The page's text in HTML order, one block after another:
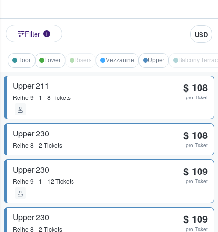
Filter 1 USD
Floor Lower Risers Mezzanine Upper Balcony
Upper 211
Reihe 9 1 - 8 Tickets
$ 108
pro Ticket
Upper 230
Reihe 8 2 Tickets
$ 108
pro Ticket
Upper 230
Reihe 9 1 - 12 Tickets
$ 109
pro Ticket
Upper 230
Reihe 8 2 Tickets
$ 109
pro Ticket